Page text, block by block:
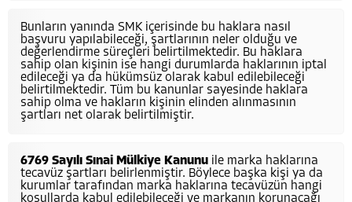
Bunların yanında SMK içerisinde bu haklara nasıl
başvuru yapılabileceği, şartlarının neler olduğu ve
değerlendirme süreçleri belirtilmektedir. Bu haklara
sahip olan kişinin ise hangi durumlarda haklarının iptal
edileceği ya da hükümsüz olarak kabul edilebileceği
belirtilmektedir. Tüm bu kanunlar sayesinde haklara
sahip olma ve hakların kişinin elinden alınmasının
şartları net olarak belirtilmiştir.
6769 Sayılı Sınai Mülkiye Kanunu ile marka haklarına
tecavüz şartları belirlenmiştir. Böylece başka kişi ya da
kurumlar tarafından marka haklarına tecavüzün hangi
koşullarda kabul edilebileceği ve markanın korunacağı